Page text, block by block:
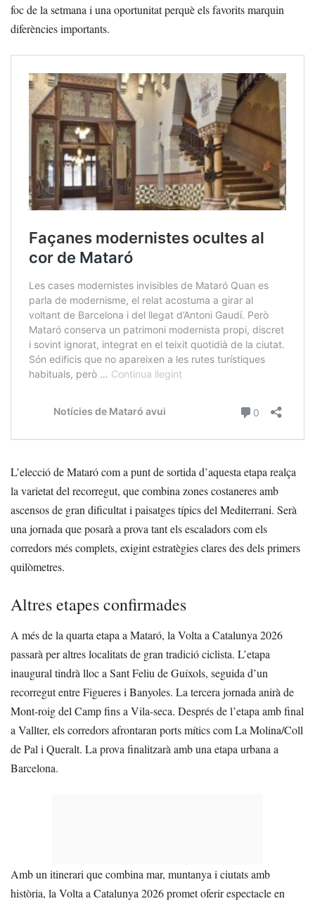
foc de la setmana i una oportunitat perquè els favorits marquin
diferències importants.
L’elecció de Mataró com a punt de sortida d’aquesta etapa realça
la varietat del recorregut, que combina zones costaneres amb
ascensos de gran dificultat i paisatges típics del Mediterrani. Serà
una jornada que posarà a prova tant els escaladors com els
corredors més complets, exigint estratègies clares des dels primers
quilòmetres.
Altres etapes confirmades
A més de la quarta etapa a Mataró, la Volta a Catalunya 2026
passarà per altres localitats de gran tradició ciclista. L’etapa
inaugural tindrà lloc a Sant Feliu de Guíxols, seguida d’un
recorregut entre Figueres i Banyoles. La tercera jornada anirà de
Mont-roig del Camp fins a Vila-seca. Després de l’etapa amb final
a Vallter, els corredors afrontaran ports mítics com La Molina/Coll
de Pal i Queralt. La prova finalitzarà amb una etapa urbana a
Barcelona.
Amb un itinerari que combina mar, muntanya i ciutats amb
història, la Volta a Catalunya 2026 promet oferir espectacle en